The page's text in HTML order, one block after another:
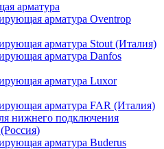
арматура
арматура Oventrop
арматура Stout (Италия)
арматура Danfos
арматура Luxor
арматура FAR (Италия)
нижнего подключения
арматура Buderus